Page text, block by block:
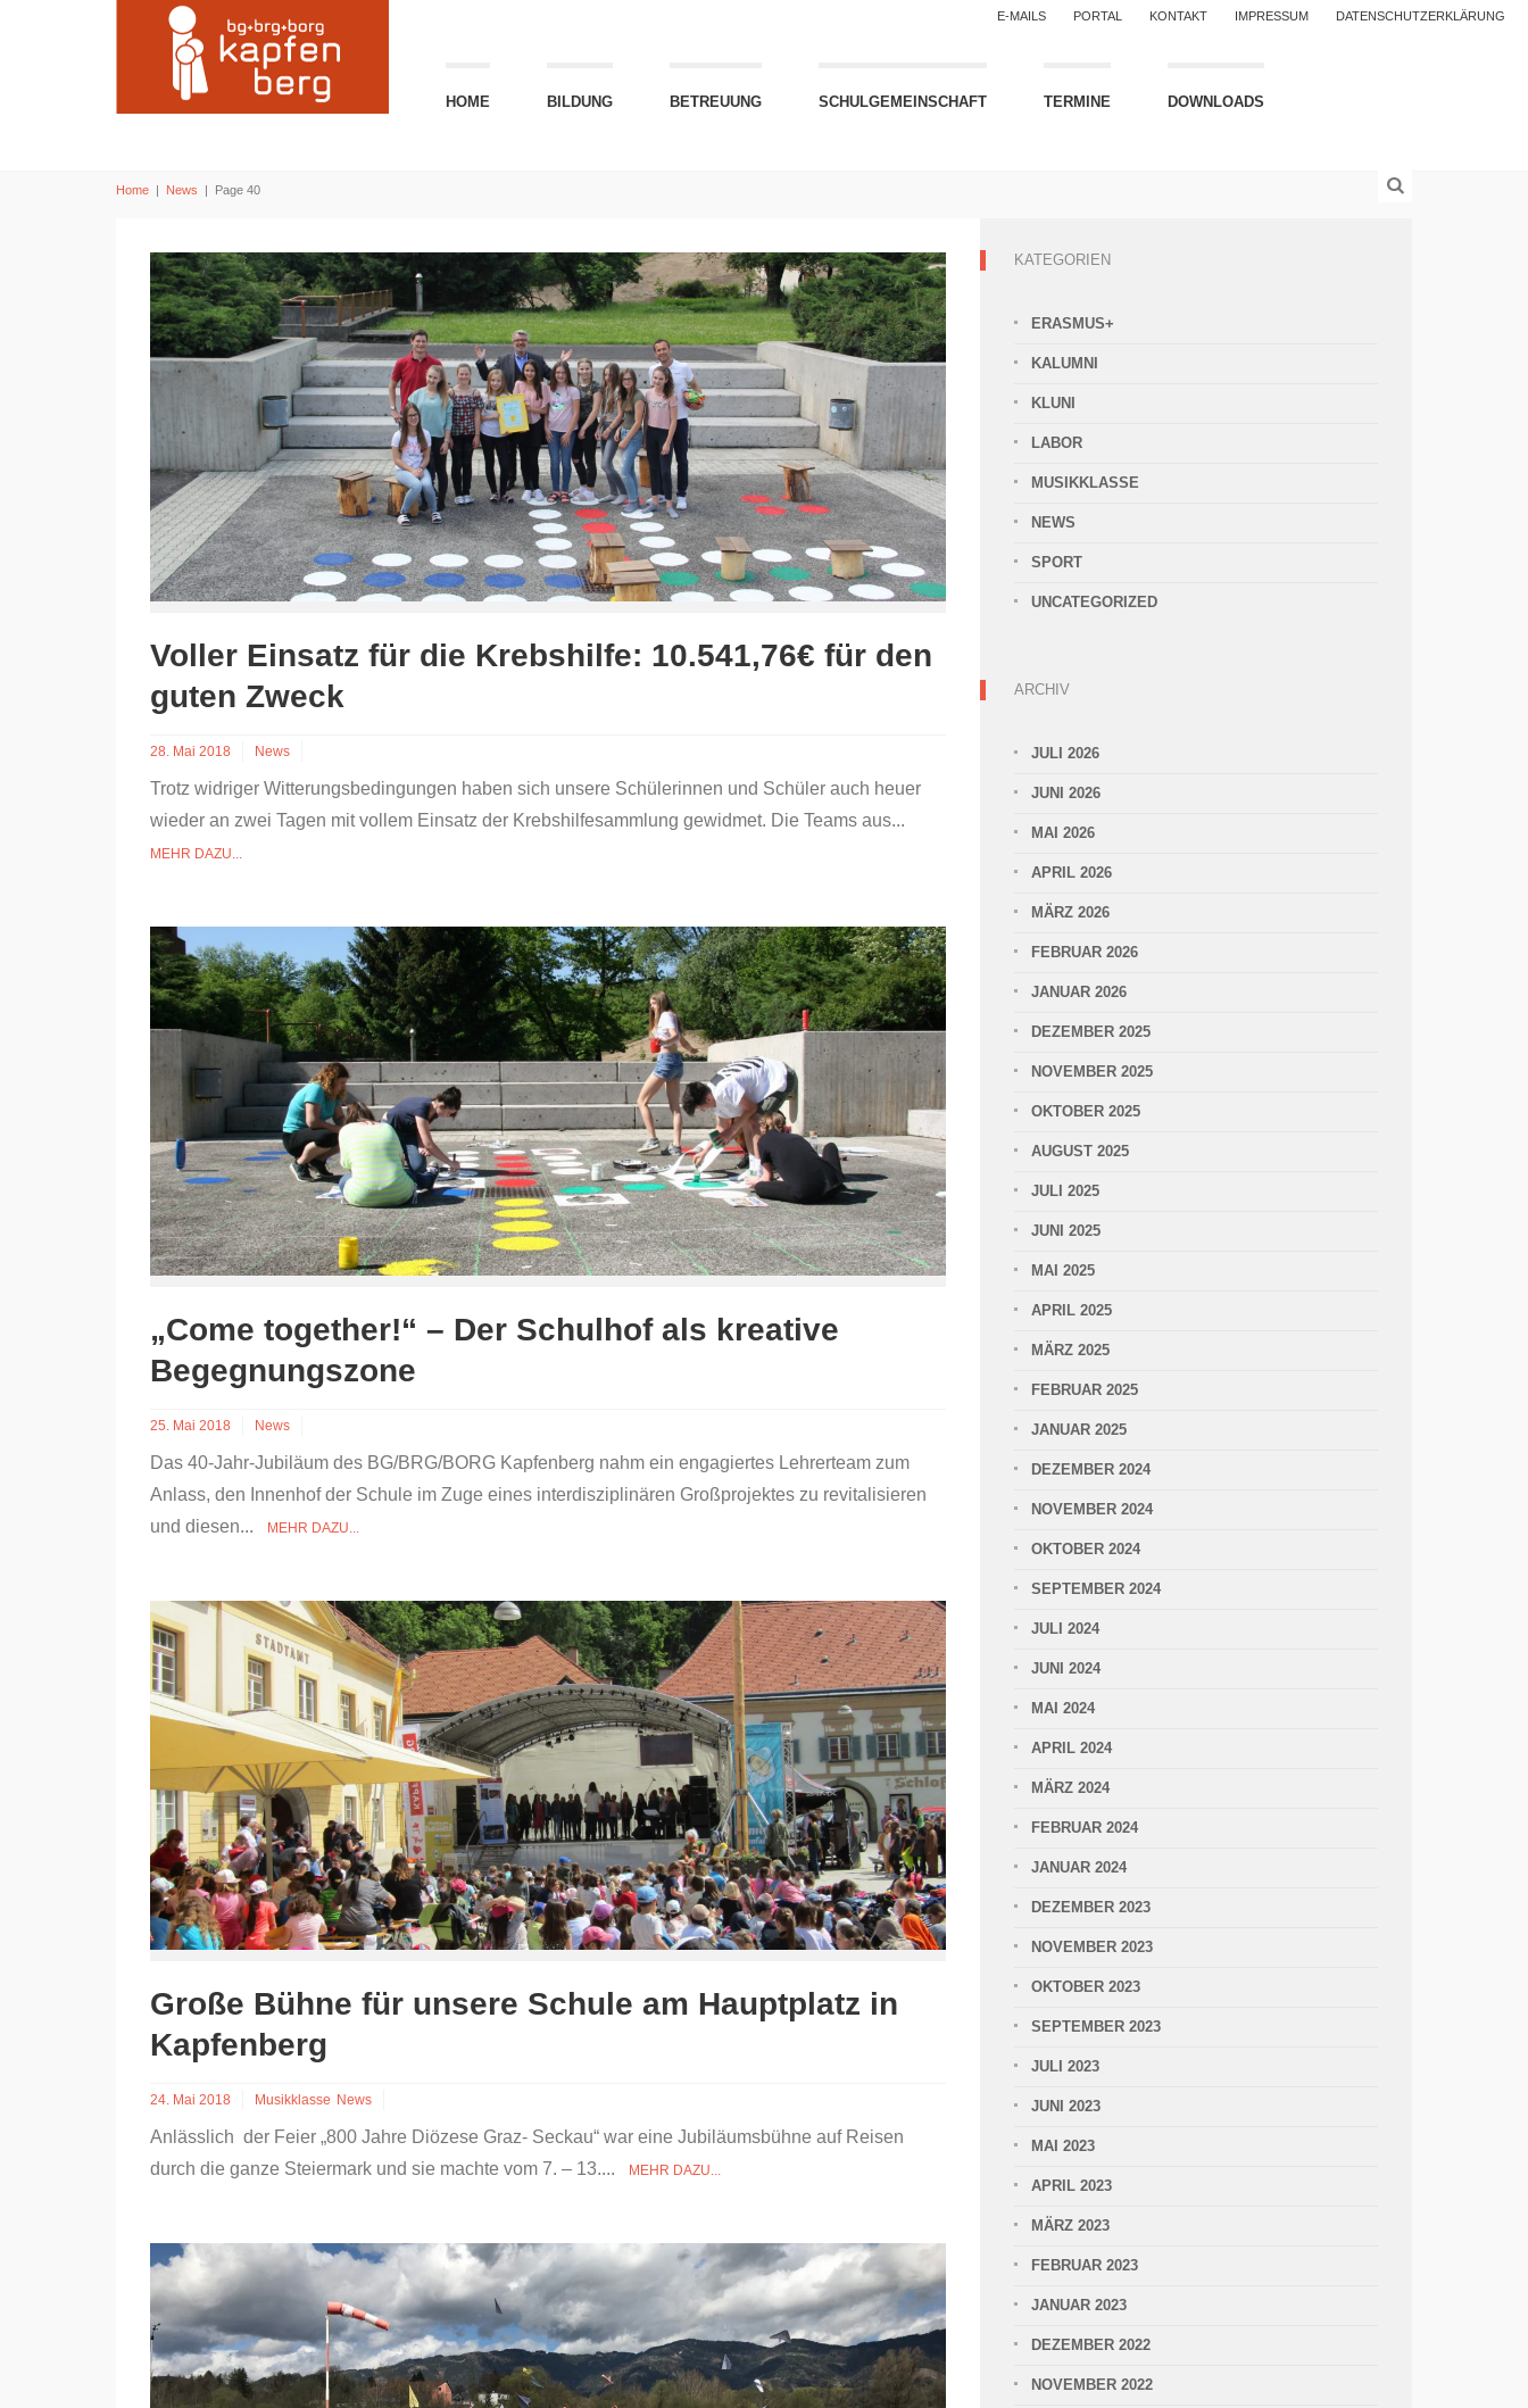
E-MAILS PORTAL KONTAKT IMPRESSUM DATENSCHUTZERKLÄRUNG
HOME BILDUNG BETREUUNG SCHULGEMEINSCHAFT TERMINE DOWNLOADS
Home | News | Page 40
Voller Einsatz für die Krebshilfe: 10.541,76€ für den
guten Zweck
28. Mai 2018 News
Trotz widriger Witterungsbedingungen haben sich unsere Schülerinnen und Schüler auch heuer
wieder an zwei Tagen mit vollem Einsatz der Krebshilfesammlung gewidmet. Die Teams aus...
MEHR DAZU...
„Come together!“ – Der Schulhof als kreative
Begegnungszone
25. Mai 2018 News
Das 40-Jahr-Jubiläum des BG/BRG/BORG Kapfenberg nahm ein engagiertes Lehrerteam zum
Anlass, den Innenhof der Schule im Zuge eines interdisziplinären Großprojektes zu revitalisieren
und diesen...
MEHR DAZU...
Große Bühne für unsere Schule am Hauptplatz in
Kapfenberg
24. Mai 2018 Musikklasse News
Anlässlich der Feier „800 Jahre Diözese Graz- Seckau“ war eine Jubiläumsbühne auf Reisen
durch die ganze Steiermark und sie machte vom 7. – 13....
MEHR DAZU...
KATEGORIEN
ERASMUS+
KALUMNI
KLUNI
LABOR
MUSIKKLASSE
NEWS
SPORT
UNCATEGORIZED
ARCHIV
JULI 2026
JUNI 2026
MAI 2026
APRIL 2026
MÄRZ 2026
FEBRUAR 2026
JANUAR 2026
DEZEMBER 2025
NOVEMBER 2025
OKTOBER 2025
AUGUST 2025
JULI 2025
JUNI 2025
MAI 2025
APRIL 2025
MÄRZ 2025
FEBRUAR 2025
JANUAR 2025
DEZEMBER 2024
NOVEMBER 2024
OKTOBER 2024
SEPTEMBER 2024
JULI 2024
JUNI 2024
MAI 2024
APRIL 2024
MÄRZ 2024
FEBRUAR 2024
JANUAR 2024
DEZEMBER 2023
NOVEMBER 2023
OKTOBER 2023
SEPTEMBER 2023
JULI 2023
JUNI 2023
MAI 2023
APRIL 2023
MÄRZ 2023
FEBRUAR 2023
JANUAR 2023
DEZEMBER 2022
NOVEMBER 2022